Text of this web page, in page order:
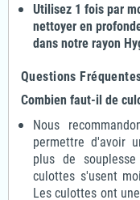
Utilisez 1 fois par
nettoyer en
dans notre rayon
Questions
Combien faut-il de
Nous
permettre d'avoir
plus de
culottes s'usent
Les culottes ont